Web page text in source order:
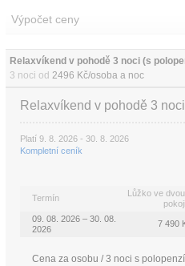
Výpočet ceny
Relaxvíkend v pohodě 3 noci (s
3 noci od 2496 Kč/osoba a noc
Relaxvíkend v pohodě 3 noci
Platí 9. 8. 2026 - 30. 8. 2026
Kompletní ceník
Termín
Lůžko ve
pokoji
09. 08. 2026 – 30. 08.
2026
7 490
Cena za osobu / 3 noci s